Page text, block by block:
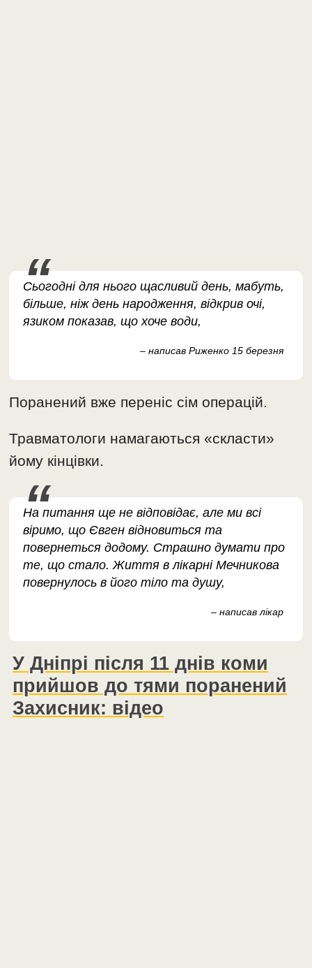
Сьогодні для нього щасливий день, мабуть,
більше, ніж день народження, відкрив очі,
язиком показав, що хоче води,
– написав Риженко 15 березня
Поранений вже переніс сім операцій.
Травматологи намагаються «скласти»
йому кінцівки.
На питання ще не відповідає, але ми всі
віримо, що Євген відновиться та
повернеться додому. Страшно думати про
те, що стало. Життя в лікарні Мечникова
повернулось в його тіло та душу,
– написав лікар
У Дніпрі після 11 днів коми
прийшов до тями поранений
Захисник: відео